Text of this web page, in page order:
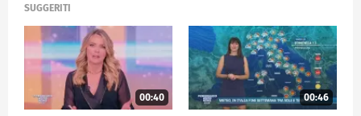
SUGGERITI
00:40 00:46